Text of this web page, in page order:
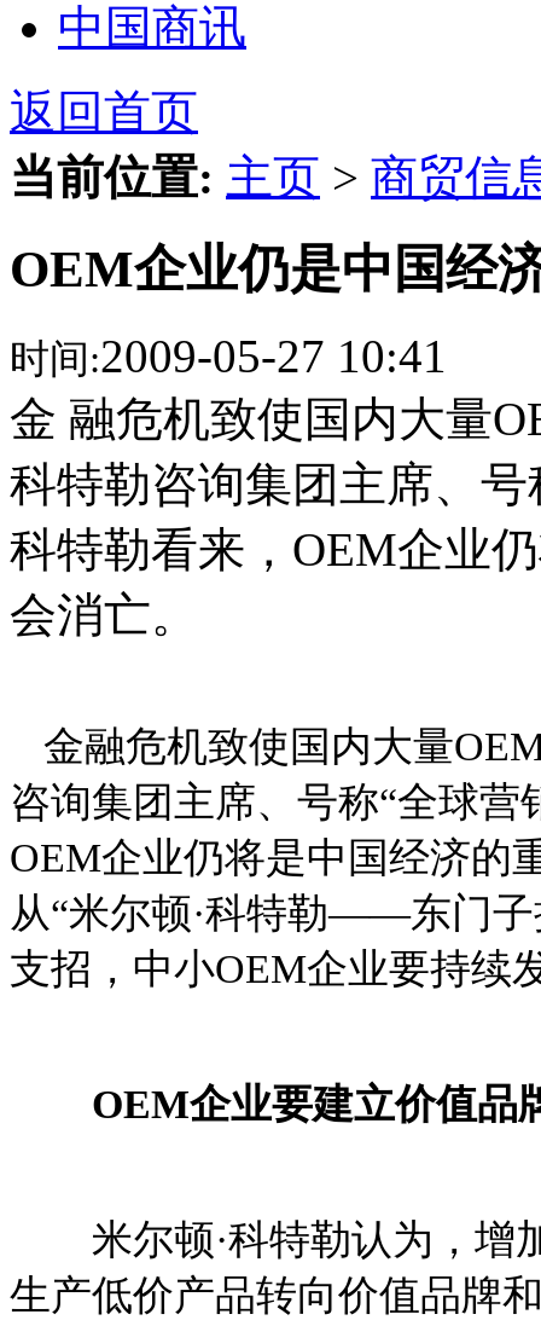
中国商讯
返回首页
当前位置: 主页 > 商贸信
OEM企业仍是中国经
时间:2009-05-27 10:41
金 融危机致使国内大量
科特勒咨询集团主席、
科特勒看来，OEM企业
会消亡。
金融危机致使国内大量
咨询集团主席、号称“全球营
OEM企业仍将是中国经济的
从“米尔顿·科特勒——东门子
支招，中小OEM企业要持续
OEM企业要建立价值品
米尔顿·科特勒认为，增
生产低价产品转向价值品牌